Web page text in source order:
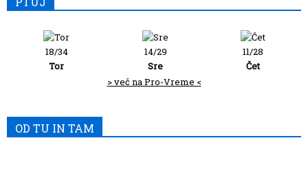
18/34
Tor
14/29
Sre
11/28
Čet
> več na Pro-Vreme <
OD TU IN TAM